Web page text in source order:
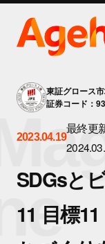
東証グロース
証券コード：
2023.04.19
最終更
SDGsと
11 目標